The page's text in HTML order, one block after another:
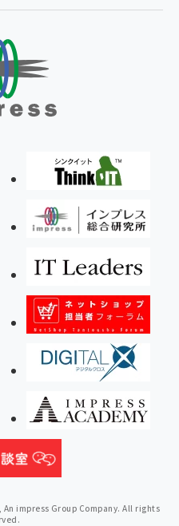
impress Group Company. All rights